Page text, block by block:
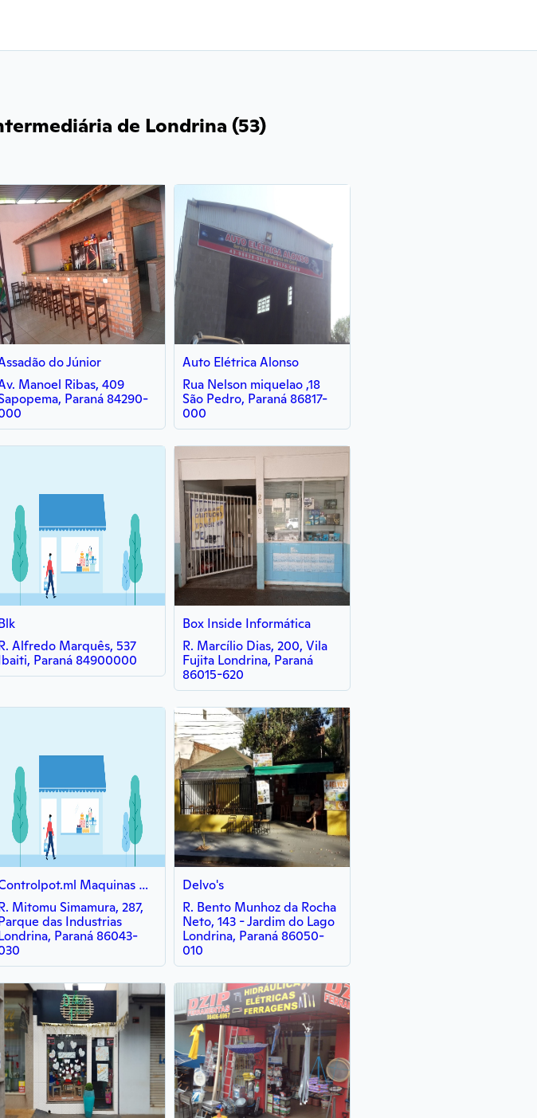
de Londrina (53)
do Júnior
Manoel Ribas, 409
Paraná 84290-
Auto Elétrica Alonso
Rua Nelson miquelao ,18
São Pedro, Paraná 86817-
000
Alfredo Marquês, 537
Paraná 84900000
Box Inside Informática
R. Marcílio Dias, 200, Vila
Fujita Londrina, Paraná
86015-620
Controlpot.ml Maquinas Milk Shake
Mitomu Simamura, 287,
das Industrias
Paraná 86043-
Delvo's
R. Bento Munhoz da Rocha
Neto, 143 - Jardim do Lago
Londrina, Paraná 86050-
010